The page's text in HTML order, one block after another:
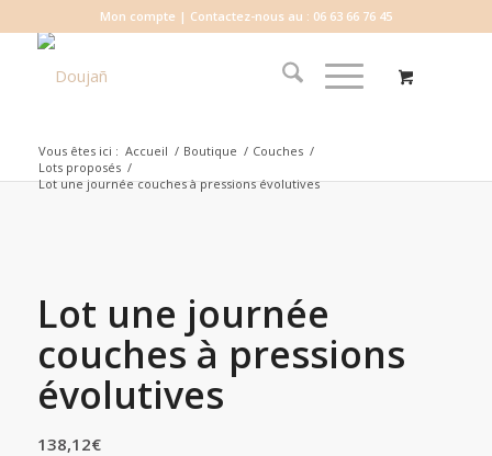
Mon compte | Contactez-nous au : 06 63 66 76 45
Vous êtes ici : Accueil / Boutique / Couches /
Lots proposés /
Lot une journée couches à pressions évolutives
Lot une journée
couches à pressions
évolutives
138,12€